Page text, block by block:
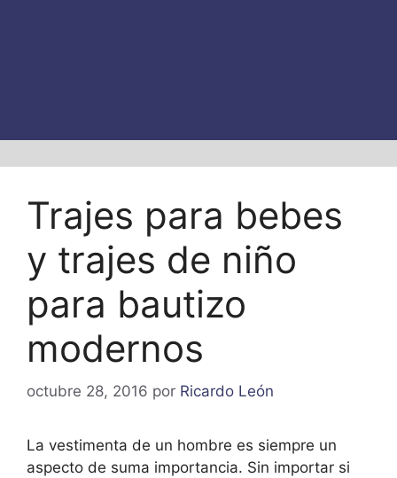
Trajes para bebes
y trajes de niño
para bautizo
modernos
octubre 28, 2016 por Ricardo León
La vestimenta de un hombre es siempre un
aspecto de suma importancia. Sin importar si